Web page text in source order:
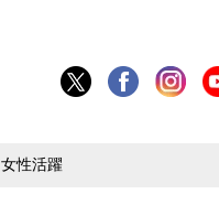
女性活躍